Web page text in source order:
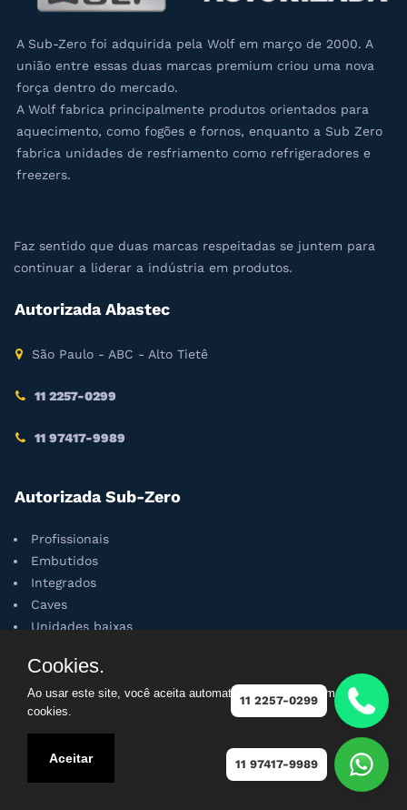
A Sub-Zero foi adquirida pela Wolf em março de 2000. A
união entre essas duas marcas premium criou uma nova
força dentro do mercado.
A Wolf fabrica principalmente produtos orientados para
aquecimento, como fogões e fornos, enquanto a Sub Zero
fabrica unidades de resfriamento como refrigeradores e
freezers.
Faz sentido que duas marcas respeitadas se juntem para
continuar a liderar a indústria em produtos.
Autorizada Abastec
São Paulo - ABC - Alto Tietê
11 2257-0299
11 97417-9989
Autorizada Sub-Zero
Profissionais
Embutidos
Integrados
Caves
Unidades baixas
Cooktops
Fogões
11 2257-0299
11 97417-9989
Cookies.
Ao usar este site, você aceita automaticamente que usamos
cookies.
Aceitar